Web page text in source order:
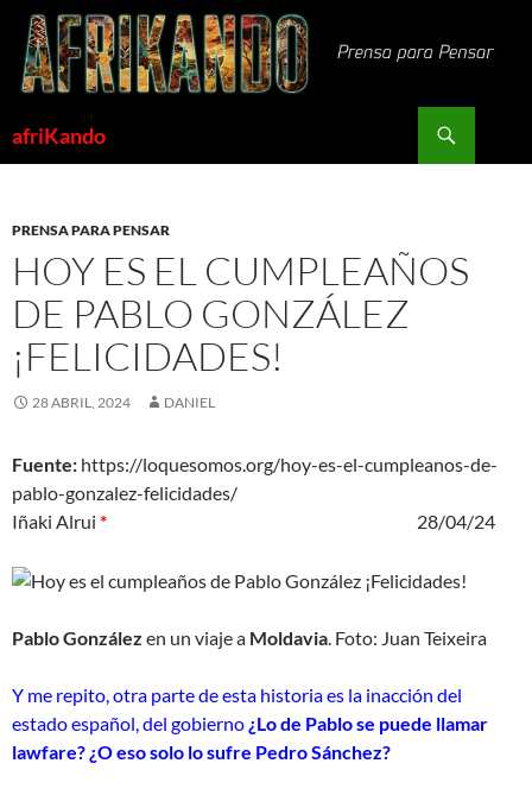
Saltar
contenido
afriKando
PRENSA PARA PENSAR
HOY ES EL CUMPLEAÑOS
DE PABLO GONZÁLEZ
¡FELICIDADES!
28 ABRIL, 2024 DANIEL
Fuente: https://loquesomos.org/hoy-es-el-cumpleanos-de-
pablo-gonzalez-felicidades/
Iñaki Alrui * 28/04/24
Pablo González en un viaje a Moldavia . Foto: Juan Teixeira
Y me repito, otra parte de esta historia es la inacción del
estado español, del gobierno ¿Lo de Pablo se puede llamar
lawfare? ¿O eso solo lo sufre Pedro Sánchez?